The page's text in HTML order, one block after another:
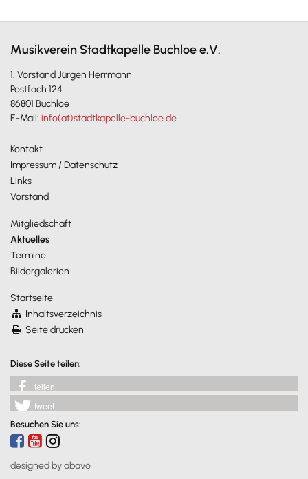
Musikverein Stadtkapelle Buchloe e.V.
1. Vorstand Jürgen Herrmann
Postfach 124
86801 Buchloe
E-Mail: info(at)stadtkapelle-buchloe.de
Kontakt
Impressum / Datenschutz
Links
Vorstand
Mitgliedschaft
Aktuelles
Termine
Bildergalerien
Startseite
Inhaltsverzeichnis
Seite drucken
Diese Seite teilen:
teilen
tweet
Besuchen Sie uns:
designed by abavo